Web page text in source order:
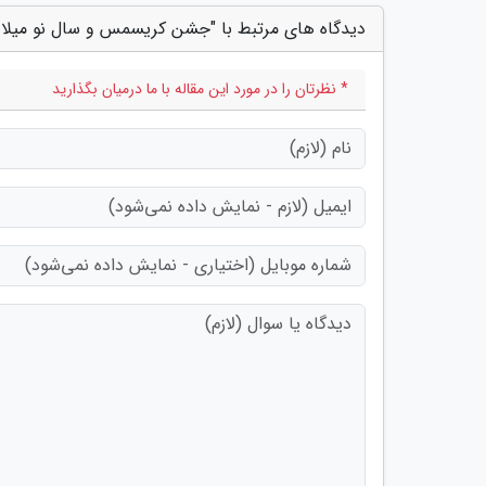
دیدگاه های مرتبط با "جشن کریسمس و سال نو
* نظرتان را در مورد این مقاله با ما درمیان بگذارید